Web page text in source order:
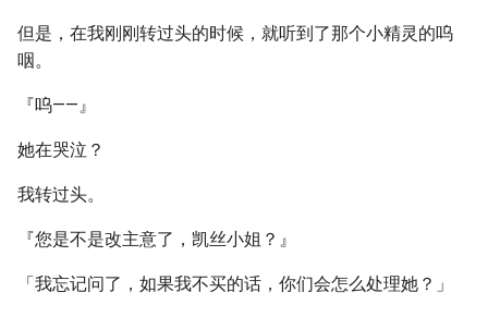
但是，在我刚刚转过头的时候，就听到了那个小精灵的呜
咽。
『呜——』
她在哭泣？
我转过头。
『您是不是改主意了，凯丝小姐？』
「我忘记问了，如果我不买的话，你们会怎么处理她？」